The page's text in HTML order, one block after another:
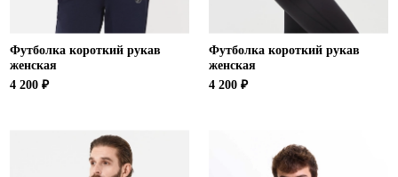
Футболка короткий рукав
женская
4 200 ₽
Футболка короткий рукав
женская
4 200 ₽